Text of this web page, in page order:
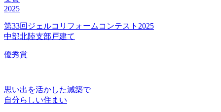
2025
第33回ジェルコリフォームコンテスト2025
中部北陸支部戸建て
優秀賞
思い出を活かした減築で
自分らしい住まい